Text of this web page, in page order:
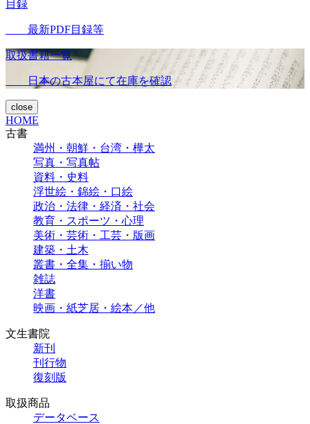
目録
最新PDF目録等
取扱書籍一覧
日本の古本屋にて在庫を確認
close
HOME
古書
満州・朝鮮・台湾・樺太
写真・写真帖
資料・史料
浮世絵・錦絵・口絵
政治・法律・経済・社会
教育・スポーツ・心理
美術・芸術・工芸・版画
建築・土木
叢書・全集・揃い物
雑誌
洋書
映画・紙芝居・絵本／他
文生書院
新刊
刊行物
復刻版
取扱商品
データベース